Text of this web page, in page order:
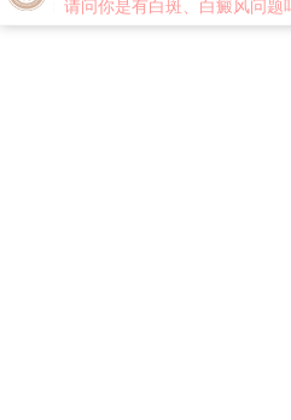
您好,这里是在线预约挂号平台！